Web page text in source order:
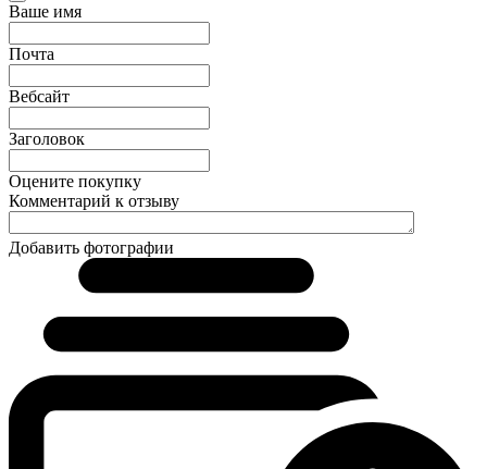
Ваше имя
Почта
Вебсайт
Заголовок
Оцените покупку
Комментарий к отзыву
Добавить фотографии